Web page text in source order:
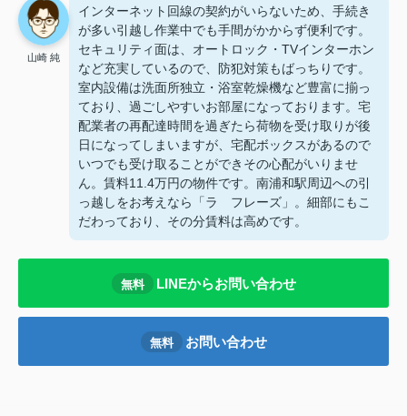
山崎 純
インターネット回線の契約がいらないため、手続き
が多い引越し作業中でも手間がかからず便利です。
セキュリティ面は、オートロック・TVインターホン
など充実しているので、防犯対策もばっちりです。
室内設備は洗面所独立・浴室乾燥機など豊富に揃っ
ており、過ごしやすいお部屋になっております。宅
配業者の再配達時間を過ぎたら荷物を受け取りが後
日になってしまいますが、宅配ボックスがあるので
いつでも受け取ることができその心配がいりませ
ん。賃料11.4万円の物件です。南浦和駅周辺への引
っ越しをお考えなら「ラ フレーズ」。細部にもこ
だわっており、その分賃料は高めです。
無料 LINEからお問い合わせ
無料 お問い合わせ